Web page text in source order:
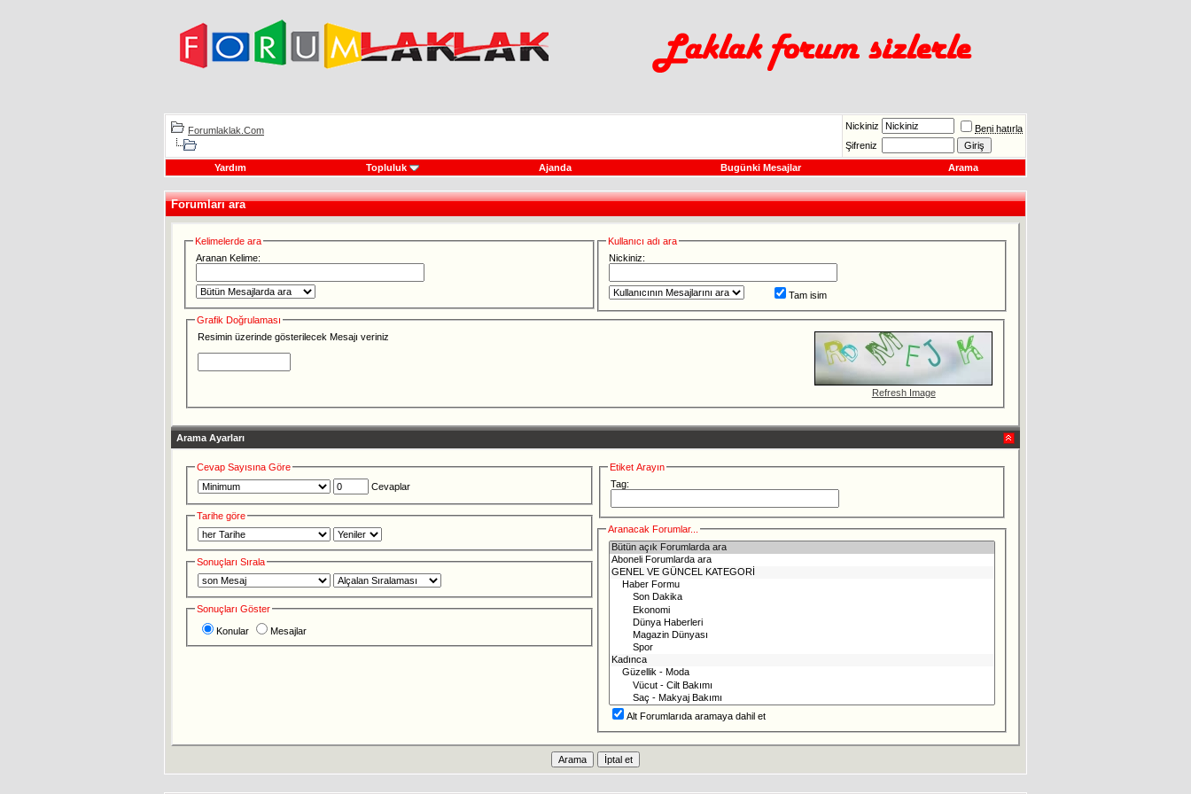
Forumlaklak.Com Nickiniz
Beni hatırla
Şifreniz
Yardım Topluluk Ajanda Bugünki Mesajlar Arama
Forumları ara
Kelimelerde ara
Aranan Kelime:
Kullanıcı adı ara
Nickiniz:
Tam isim
Grafik Doğrulaması
Resimin üzerinde gösterilecek Mesajı veriniz
Refresh Image
Arama Ayarları
Cevap Sayısına Göre
Cevaplar
Tarihe göre
Sonuçları Sırala
Sonuçları Göster
Konular Mesajlar
Etiket Arayın
Tag:
Aranacak Forumlar...
Alt Forumlarıda aramaya dahil et